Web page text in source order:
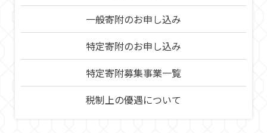
一般寄附のお申し込み
特定寄附のお申し込み
特定寄附募集事業一覧
税制上の優遇について